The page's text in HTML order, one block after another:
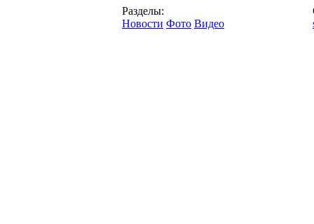
Разделы:
Новости Фото Видео